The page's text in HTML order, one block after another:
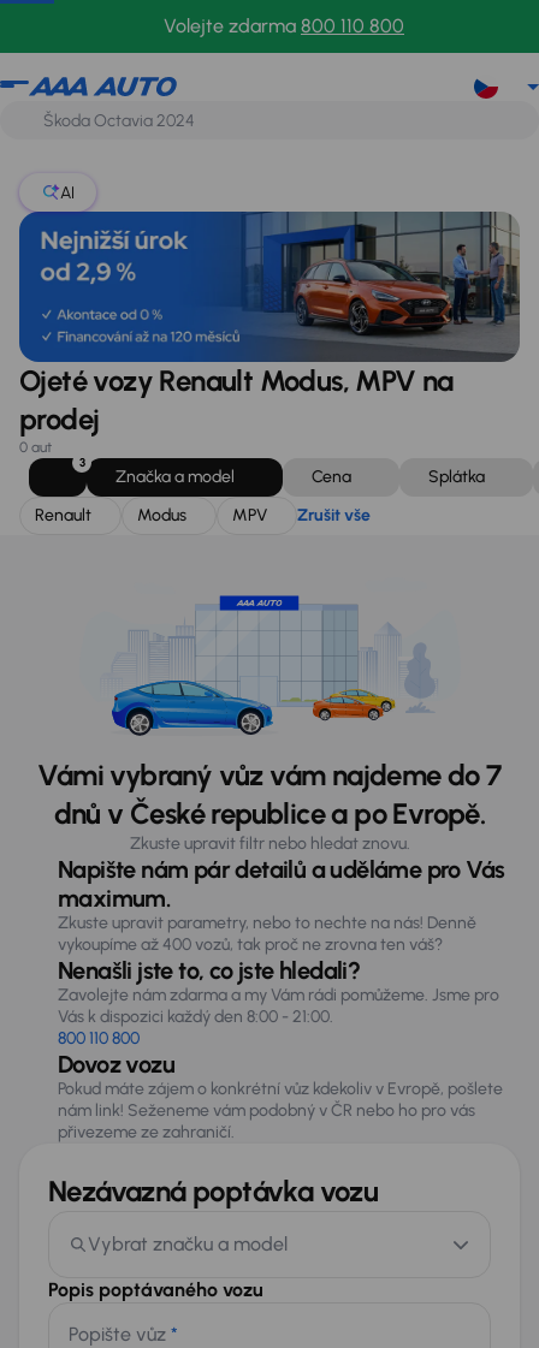
Volejte zdarma 800 110 800
Renault
AI
Ojeté vozy Renault Modus, MPV na
prodej
0 aut
3
Značka a model Cena
Splátka
Renault
Modus MPV Zrušit vše
Vámi vybraný vůz vám najdeme do 7
dnů v České republice a po Evropě.
Zkuste upravit filtr nebo hledat znovu.
Napište nám pár detailů a uděláme pro Vás
maximum.
Zkuste upravit parametry, nebo to nechte na nás! Denně
vykoupíme až 400 vozů, tak proč ne zrovna ten váš?
Nenašli jste to, co jste hledali?
Zavolejte nám zdarma a my Vám rádi pomůžeme. Jsme pro
Vás k dispozici každý den 8:00 - 21:00.
800 110 800
Dovoz vozu
Pokud máte zájem o konkrétní vůz kdekoliv v Evropě, pošlete
nám link! Seženeme vám podobný v ČR nebo ho pro vás
přivezeme ze zahraničí.
Nezávazná poptávka vozu
Vybrat značku a model
Popis poptávaného vozu
Popište vůz *